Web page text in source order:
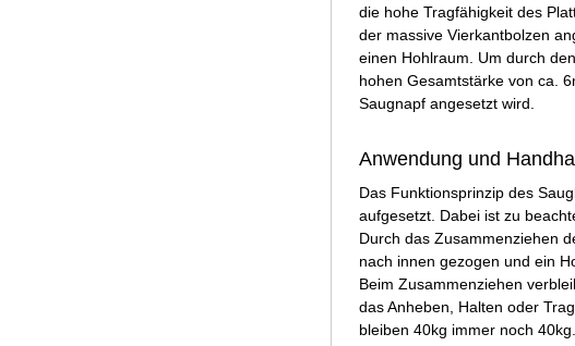
die hohe Tragfähigkeit des
der massive Vierkantbolzen
einen Hohlraum. Um durch
hohen Gesamtstärke von ca.
Saugnapf angesetzt wird.
Anwendung und
Das Funktionsprinzip des
aufgesetzt. Dabei ist zu
Durch das Zusammenziehen
nach innen gezogen und ein
Beim Zusammenziehen
das Anheben, Halten oder
bleiben 40kg immer noch 40kg.